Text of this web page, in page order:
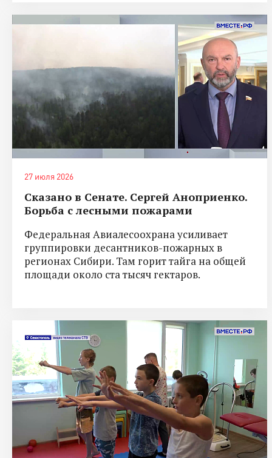
27 июля 2026
Сказано в Сенате. Сергей Аноприенко.
Борьба с лесными пожарами
Федеральная Авиалесоохрана усиливает
группировки десантников-пожарных в
регионах Сибири. Там горит тайга на общей
площади около ста тысяч гектаров.